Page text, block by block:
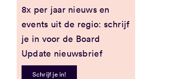
8x per jaar nieuws en
events uit de regio: schrijf
je in voor de Board
Update nieuwsbrief
Schrijf je in!